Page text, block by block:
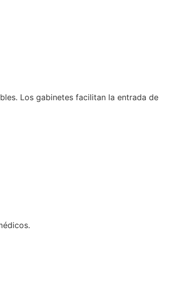
Los gabinetes facilitan la entrada de